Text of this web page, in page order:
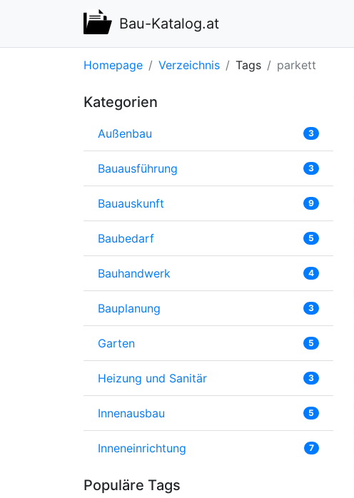
Bau-Katalog.at
Homepage Verzeichnis Tags parkett
Kategorien
Außenbau 3
Bauausführung 3
Bauauskunft 9
Baubedarf 5
Bauhandwerk 4
Bauplanung 3
Garten 5
Heizung und Sanitär 3
Innenausbau 5
Inneneinrichtung 7
Populäre Tags